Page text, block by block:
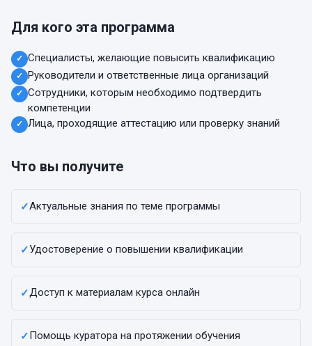
Для кого эта программа
✓ Специалисты, желающие повысить квалификацию
✓ Руководители и ответственные лица организаций
✓ Сотрудники, которым необходимо подтвердить
компетенции
✓ Лица, проходящие аттестацию или проверку знаний
Что вы получите
✓Актуальные знания по теме программы
✓Удостоверение о повышении квалификации
✓Доступ к материалам курса онлайн
✓Помощь куратора на протяжении обучения